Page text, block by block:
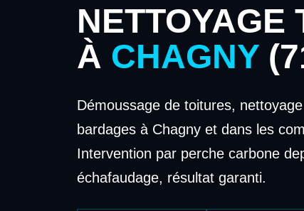
NETTOYAGE
À CHAGNY
Démoussage de toitures,
bardages à Chagny et dans les
Intervention par perche carbone
échafaudage, résultat garanti.